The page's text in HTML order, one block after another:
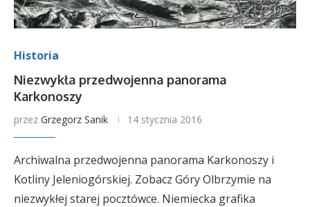
Historia
Niezwykła przedwojenna panorama
Karkonoszy
przez Grzegorz Sanik 14 stycznia 2016
Archiwalna przedwojenna panorama Karkonoszy i
Kotliny Jeleniogórskiej. Zobacz Góry Olbrzymie na
niezwykłej starej pocztówce. Niemiecka grafika